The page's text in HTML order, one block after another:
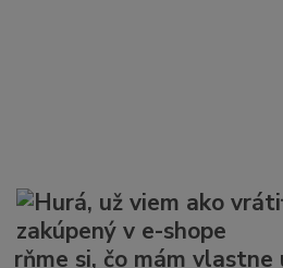
rňme si, čo mám vlastne